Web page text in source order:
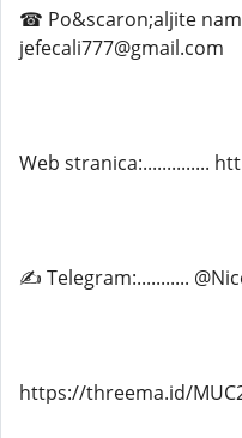
☎ Po&scaron;aljite nam
jefecali777@gmail.com
Web stranica:..............
✍ Telegram:...........
https://threema.id/